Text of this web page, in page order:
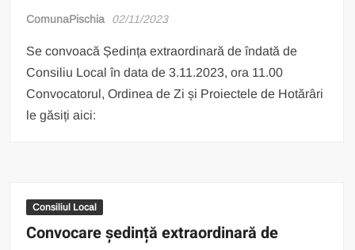
ComunaPischia 02/11/2023
Se convoacă Ședința extraordinară de îndată de
Consiliu Local în data de 3.11.2023, ora 11.00
Convocatorul, Ordinea de Zi și Proiectele de Hotărâri
le găsiți aici:
Consiliul Local
Convocare ședință extraordinară de